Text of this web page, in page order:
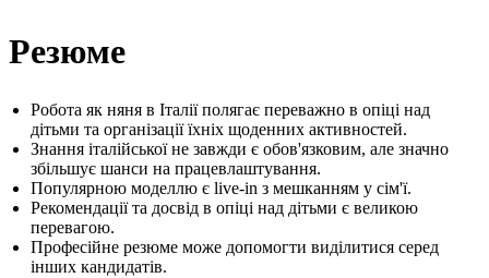
Резюме
Робота як няня в Італії полягає переважно в опіці над
дітьми та організації їхніх щоденних активностей.
Знання італійської не завжди є обов'язковим, але значно
збільшує шанси на працевлаштування.
Популярною моделлю є live-in з мешканням у сім'ї.
Рекомендації та досвід в опіці над дітьми є великою
перевагою.
Професійне резюме може допомогти виділитися серед
інших кандидатів.